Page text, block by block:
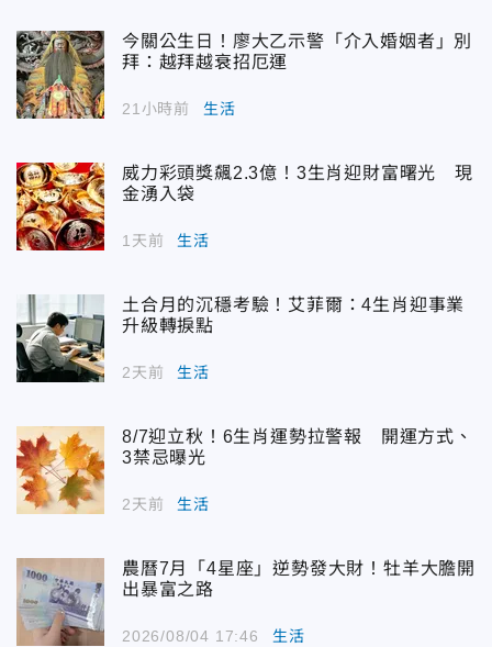
今關公生日！廖大乙示警「介入婚姻者」別
拜：越拜越衰招厄運
21小時前 生活
威力彩頭獎飆2.3億！3生肖迎財富曙光 現
金湧入袋
1天前 生活
土合月的沉穩考驗！艾菲爾：4生肖迎事業
升級轉捩點
2天前 生活
8/7迎立秋！6生肖運勢拉警報 開運方式、
3禁忌曝光
2天前 生活
農曆7月「4星座」逆勢發大財！牡羊大膽開
出暴富之路
2026/08/04 17:46 生活